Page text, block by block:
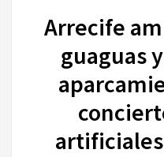
Arrecife
guaguas
artificiales